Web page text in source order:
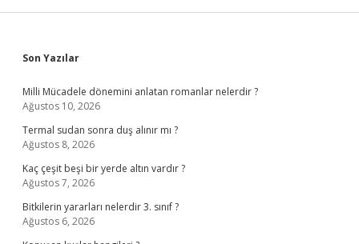
Sidebar
Son Yazılar
Milli Mücadele dönemini anlatan romanlar nelerdir ?
Ağustos 10, 2026
Termal sudan sonra duş alınır mı ?
Ağustos 8, 2026
Kaç çeşit beşi bir yerde altın vardır ?
Ağustos 7, 2026
Bitkilerin yararları nelerdir 3. sınıf ?
Ağustos 6, 2026